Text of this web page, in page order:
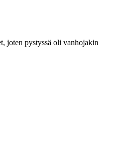
joten pystyssä oli vanhojakin